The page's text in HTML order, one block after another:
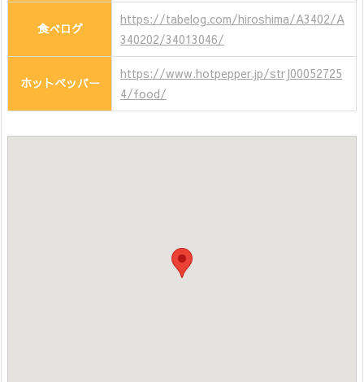
食べログ
https://tabelog.com/hiroshima/A3402/A
340202/34013046/
ホットペッパー
https://www.hotpepper.jp/strJ00052725
4/food/